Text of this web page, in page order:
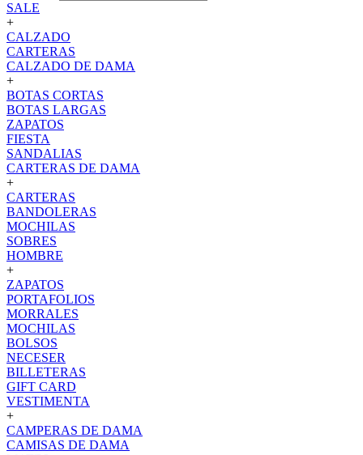
SALE
+
CALZADO
CARTERAS
CALZADO DE DAMA
+
BOTAS CORTAS
BOTAS LARGAS
ZAPATOS
FIESTA
SANDALIAS
CARTERAS DE DAMA
+
CARTERAS
BANDOLERAS
MOCHILAS
SOBRES
HOMBRE
+
ZAPATOS
PORTAFOLIOS
MORRALES
MOCHILAS
BOLSOS
NECESER
BILLETERAS
GIFT CARD
VESTIMENTA
+
CAMPERAS DE DAMA
CAMISAS DE DAMA